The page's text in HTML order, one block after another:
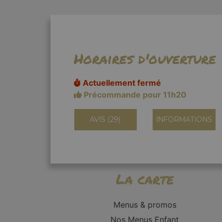
Horaires d'ouverture
Actuellement fermé
Précommande pour 11h20
AVIS (29) INFORMATIONS
La carte
Menus & promos
Nos Menus Enfant